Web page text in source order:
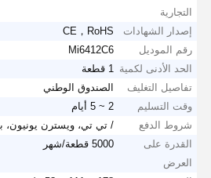
التجارية
إصدار الشهادات
CE，RoHS
رقم الموديل
Mi6412C6
الحد الأدنى لكمية
1 قطعة
تفاصيل التغليف
الصندوق الوطني
وقت التسليم
2 ~ 5 أيام
شروط الدفع
/ تي تي، ويسترن يونيون،
القدرة على
العرض
5000 قطعة/شهر